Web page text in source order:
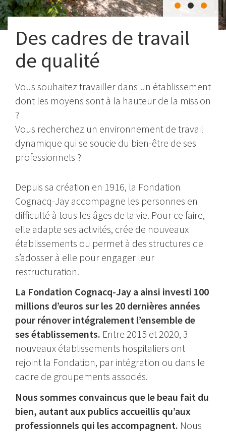
Des cadres de travail
de qualité
Vous souhaitez travailler dans un établissement
dont les moyens sont à la hauteur de la mission
?
Vous recherchez un environnement de travail
dynamique qui se soucie du bien-être de ses
professionnels ?
Depuis sa création en 1916, la Fondation
Cognacq-Jay accompagne les personnes en
difficulté à tous les âges de la vie. Pour ce faire,
elle adapte ses activités, crée de nouveaux
établissements ou permet à des structures de
s’adosser à elle pour engager leur
restructuration.
La Fondation Cognacq-Jay a ainsi investi 100
millions d’euros sur les 20 dernières années
pour rénover intégralement l’ensemble de
ses établissements. Entre 2015 et 2020, 3
nouveaux établissements hospitaliers ont
rejoint la Fondation, par intégration ou dans le
cadre de groupements associés.
Nous sommes convaincus que le beau fait du
bien, autant aux publics accueillis qu’aux
professionnels qui les accompagnent. Nous